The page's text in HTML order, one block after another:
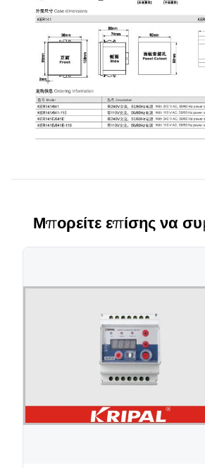
Μπορείτε επίσης να